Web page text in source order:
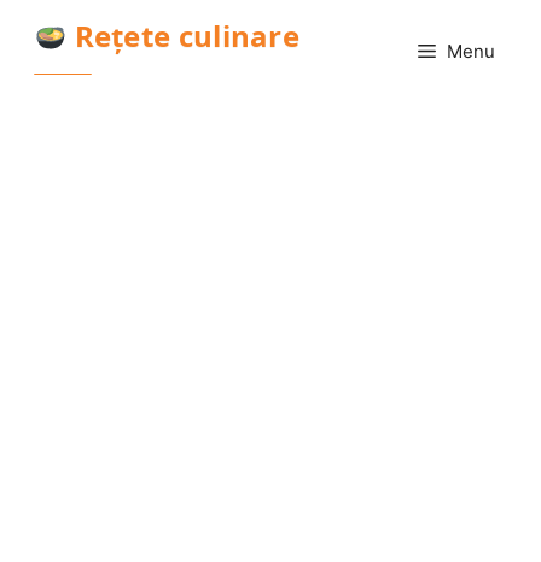
conținut
Rețete culinare Menu